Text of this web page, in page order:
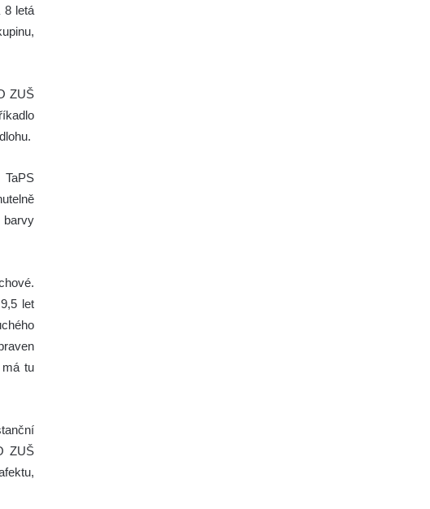
8 letá
ZUŠ
barvy
let
tu
ZUŠ